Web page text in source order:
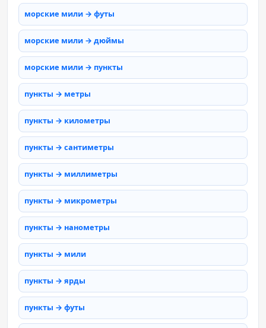
морские мили → футы
морские мили → дюймы
морские мили → пункты
пункты → метры
пункты → километры
пункты → сантиметры
пункты → миллиметры
пункты → микрометры
пункты → нанометры
пункты → мили
пункты → ярды
пункты → футы